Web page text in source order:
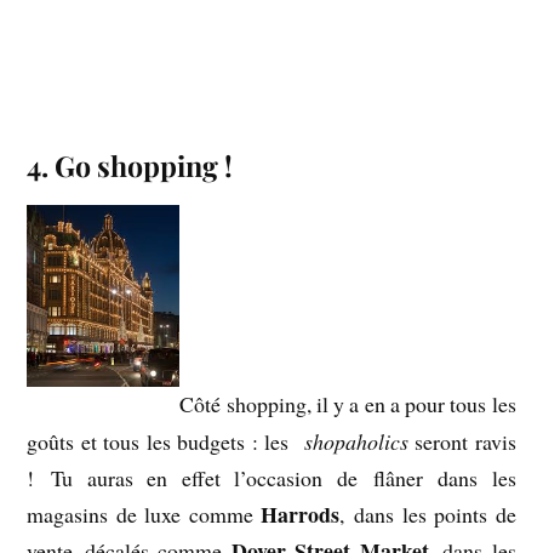
4. Go shopping !
Côté shopping, il y a en a pour tous les
goûts et tous les budgets : les shopaholics seront ravis
! Tu auras en effet l’occasion de flâner dans les
magasins de luxe comme Harrods, dans les points de